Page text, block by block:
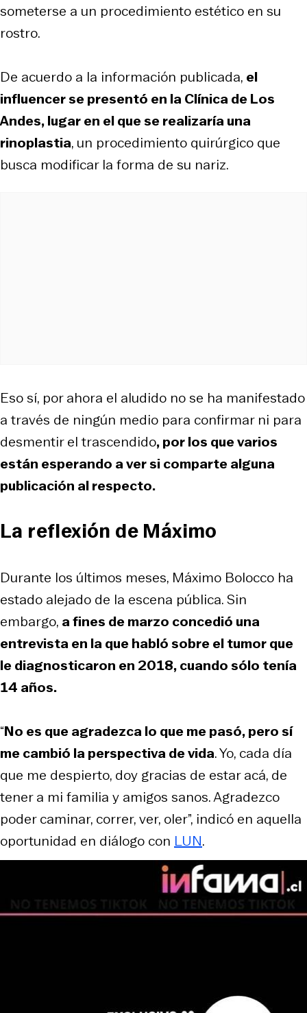
someterse a un procedimiento estético en su
rostro.
De acuerdo a la información publicada, el
influencer se presentó en la Clínica de Los
Andes, lugar en el que se realizaría una
rinoplastia, un procedimiento quirúrgico que
busca modificar la forma de su nariz.
Eso sí, por ahora el aludido no se ha manifestado
a través de ningún medio para confirmar ni para
desmentir el trascendido, por los que varios
están esperando a ver si comparte alguna
publicación al respecto.
La reflexión de Máximo
Durante los últimos meses, Máximo Bolocco ha
estado alejado de la escena pública. Sin
embargo, a fines de marzo concedió una
entrevista en la que habló sobre el tumor que
le diagnosticaron en 2018, cuando sólo tenía
14 años.
“No es que agradezca lo que me pasó, pero sí
me cambió la perspectiva de vida. Yo, cada día
que me despierto, doy gracias de estar acá, de
tener a mi familia y amigos sanos. Agradezco
poder caminar, correr, ver, oler”, indicó en aquella
oportunidad en diálogo con LUN.